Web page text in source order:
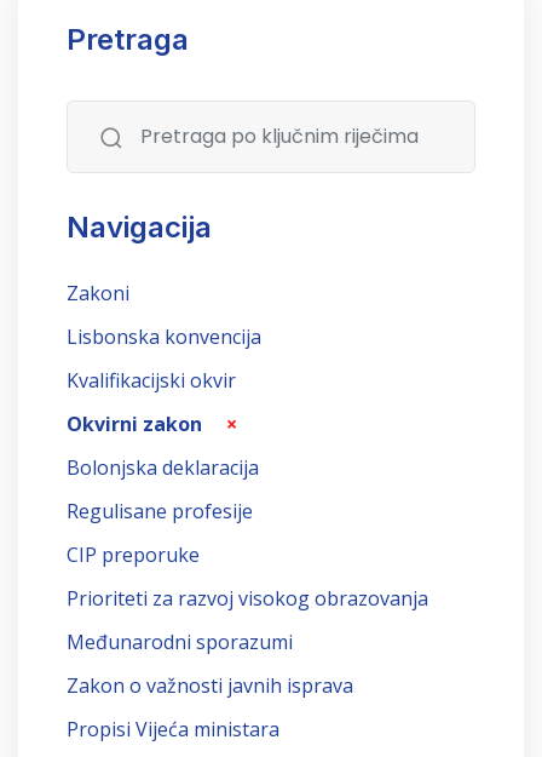
Pretraga
Navigacija
Zakoni
Lisbonska konvencija
Kvalifikacijski okvir
Okvirni zakon
×
Bolonjska deklaracija
Regulisane profesije
CIP preporuke
Prioriteti za razvoj visokog obrazovanja
Međunarodni sporazumi
Zakon o važnosti javnih isprava
Propisi Vijeća ministara